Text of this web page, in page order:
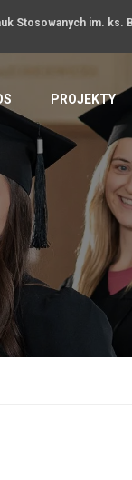
Stosowanych im. ks.
PROJEKTY